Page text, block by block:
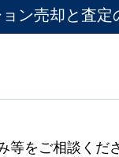
ン売却と査定
をご相談くださ